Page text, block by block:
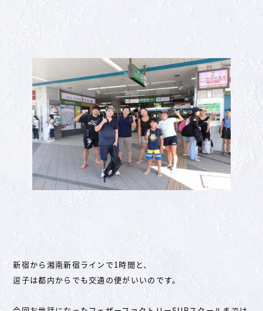
新宿から湘南新宿ラインで1時間と、
逗子は都内からでも交通の便がいいのです。